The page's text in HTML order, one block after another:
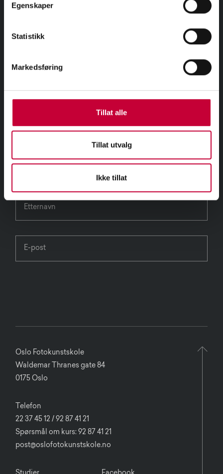
Egenskaper
Statistikk
Markedsføring
Tillat alle
Tillat utvalg
Ikke tillat
MELD DEG PÅ VÅRT NYHETSBREV
Oslo Fotokunstskole
Waldemar Thranes gate 84
0175 Oslo
Telefon
22 37 45 12 / 92 87 41 21
Spørsmål om kurs: 92 87 41 21
post@oslofotokunstskole.no